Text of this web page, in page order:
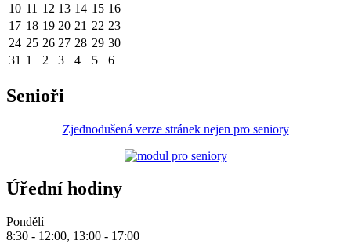
10 11 12 13 14 15 16
17 18 19 20 21 22 23
24 25 26 27 28 29 30
31 1 2 3 4 5 6
Senioři
Zjednodušená verze stránek nejen pro seniory
Úřední hodiny
Pondělí
8:30 - 12:00, 13:00 - 17:00